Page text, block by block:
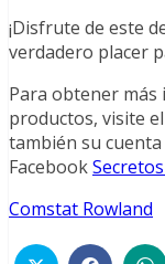
¡Disfrute de este
verdadero placer
Para obtener más
productos, visite
también su
Facebook
Comstat Rowland